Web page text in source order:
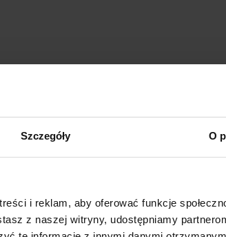
Szczegóły O
i reklam, aby oferować funkcje
z naszej witryny, udostępniamy
zweryfikowano